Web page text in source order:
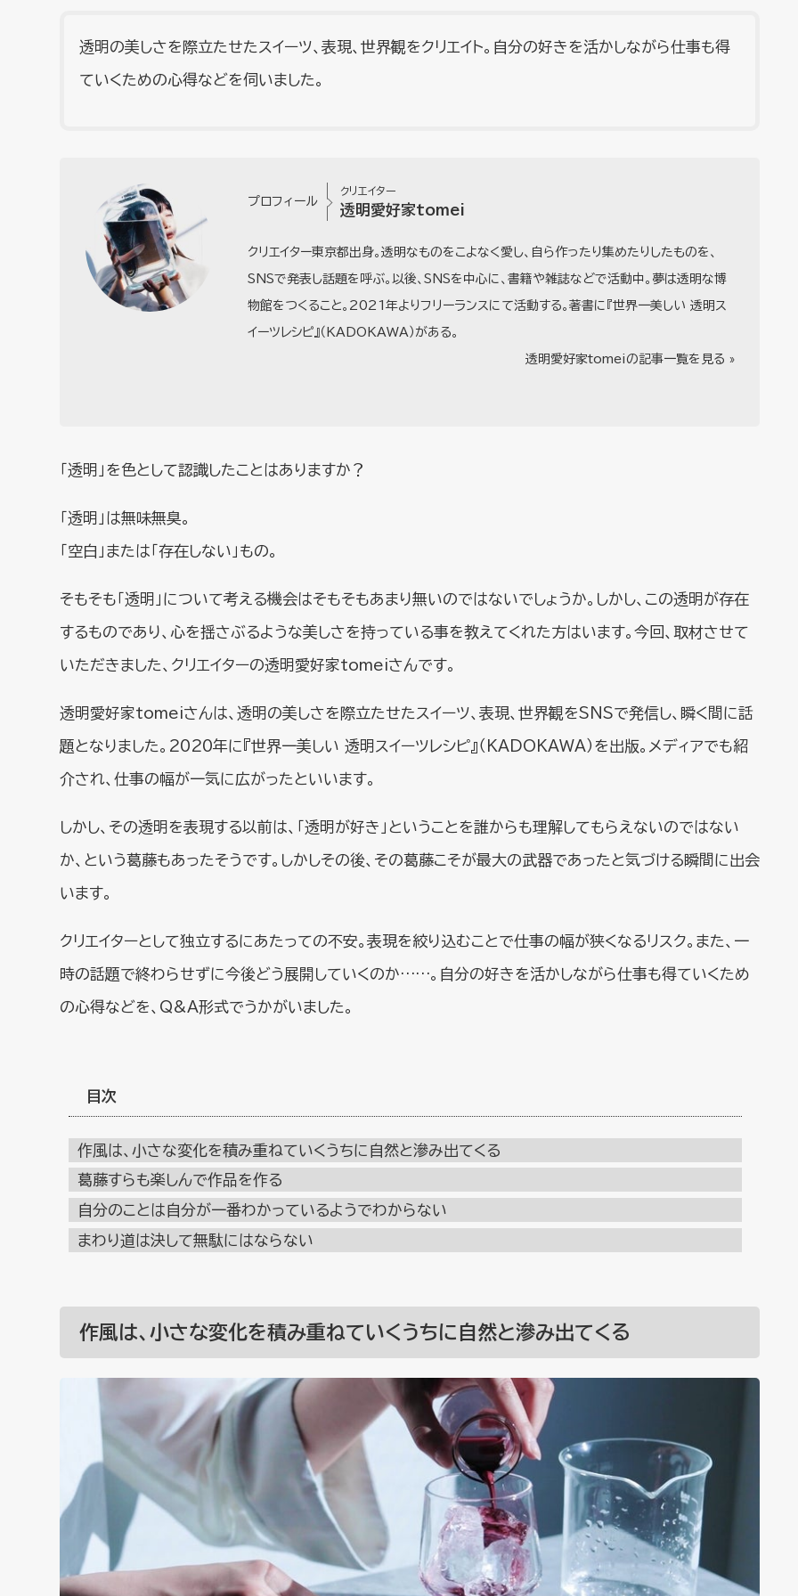
透明の美しさを際立たせたスイーツ、表現、世界観をクリエイト。自分の好きを活かしながら仕事も得
ていくための心得などを伺いました。
プロフィール
クリエイター
透明愛好家tomei
クリエイター東京都出身。透明なものをこよなく愛し、自ら作ったり集めたりしたものを、
SNSで発表し話題を呼ぶ。以後、SNSを中心に、書籍や雑誌などで活動中。夢は透明な博
物館をつくること。2021年よりフリーランスにて活動する。著書に『世界一美しい 透明ス
イーツレシピ』（KADOKAWA）がある。
透明愛好家tomeiの記事一覧を見る »
「透明」を色として認識したことはありますか？
「透明」は無味無臭。
「空白」または「存在しない」もの。
そもそも「透明」について考える機会はそもそもあまり無いのではないでしょうか。しかし、この透明が存在
するものであり、心を揺さぶるような美しさを持っている事を教えてくれた方はいます。今回、取材させて
いただきました、クリエイターの透明愛好家tomeiさんです。
透明愛好家tomeiさんは、透明の美しさを際立たせたスイーツ、表現、世界観をSNSで発信し、瞬く間に話
題となりました。2020年に『世界一美しい 透明スイーツレシピ』（KADOKAWA）を出版。メディアでも紹
介され、仕事の幅が一気に広がったといいます。
しかし、その透明を表現する以前は、「透明が好き」ということを誰からも理解してもらえないのではない
か、という葛藤もあったそうです。しかしその後、その葛藤こそが最大の武器であったと気づける瞬間に出会
います。
クリエイターとして独立するにあたっての不安。表現を絞り込むことで仕事の幅が狭くなるリスク。また、一
時の話題で終わらせずに今後どう展開していくのか……。自分の好きを活かしながら仕事も得ていくため
の心得などを、Q&A形式でうかがいました。
目次
作風は、小さな変化を積み重ねていくうちに自然と滲み出てくる
葛藤すらも楽しんで作品を作る
自分のことは自分が一番わかっているようでわからない
まわり道は決して無駄にはならない
作風は、小さな変化を積み重ねていくうちに自然と滲み出てくる